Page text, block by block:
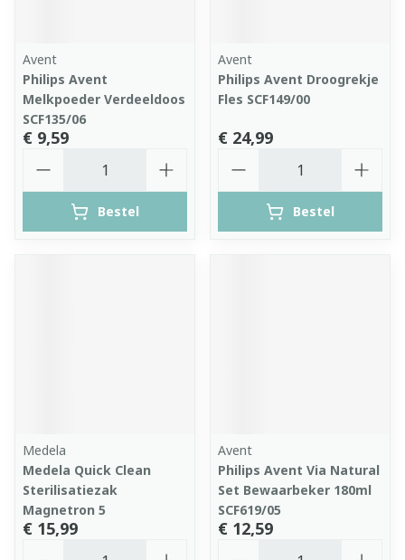
Avent
Philips Avent
Melkpoeder Verdeeldoos
SCF135/06
€ 9,59
Bestel
Avent
Philips Avent Droogrekje
Fles SCF149/00
€ 24,99
Bestel
Medela
Medela Quick Clean
Sterilisatiezak
Magnetron 5
€ 15,99
Avent
Philips Avent Via Natural
Set Bewaarbeker 180ml
SCF619/05
€ 12,59